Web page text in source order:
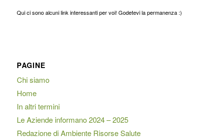
Qui ci sono alcuni link interessanti per voi! Godetevi la permanenza :)
PAGINE
Chi siamo
Home
In altri termini
Le Aziende informano 2024 – 2025
Redazione di Ambiente Risorse Salute